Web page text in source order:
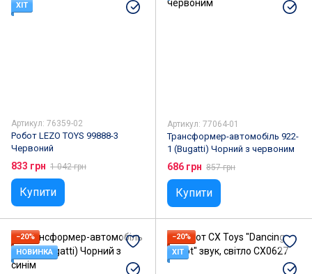
ХІТ
Артикул: 76359-02
Робот LEZO TOYS 99888-3
Червоний
833 грн 1 042 грн
Купити
Артикул: 77064-01
Трансформер-автомобіль 922-
1 (Bugatti) Чорний з червоним
686 грн 857 грн
Купити
−20%
НОВИНКА
−20%
ХІТ